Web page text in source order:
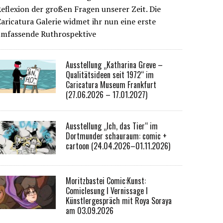
der großen Fragen unserer Zeit. Die
Galerie widmet ihr nun eine erste
Ruthrospektive
Ausstellung „Katharina Greve –
Qualitätsideen seit 1972“ im
Caricatura Museum Frankfurt
(27.06.2026 – 17.01.2027)
Ausstellung „Ich, das Tier“ im
Dortmunder schauraum: comic +
cartoon (24.04.2026–01.11.2026)
Moritzbastei Comic:Kunst:
Comiclesung I Vernissage I
Künstlergespräch mit Roya Soraya
am 03.09.2026